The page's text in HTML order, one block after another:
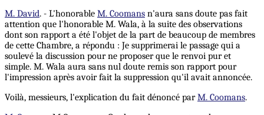
M. David. - L'honorable M. Coomans n'aura sans doute pas fait
attention que l'honorable M. Wala, à la suite des observations
dont son rapport a été l'objet de la part de beaucoup de membres
de cette Chambre, a répondu : Je supprimerai le passage qui a
soulevé la discussion pour ne proposer que le renvoi pur et
simple. M. Wala aura sans nul doute remis son rapport pour
l'impression après avoir fait la suppression qu'il avait annoncée.
Voilà, messieurs, l'explication du fait dénoncé parM. Coomans.